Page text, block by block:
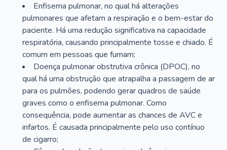
Enfisema pulmonar, no qual há alterações
pulmonares que afetam a respiração e o bem-estar do
paciente. Há uma redução significativa na capacidade
respiratória, causando principalmente tosse e chiado. É
comum em pessoas que fumam;
Doença pulmonar obstrutiva crônica (DPOC), no
qual há uma obstrução que atrapalha a passagem de ar
para os pulmões, podendo gerar quadros de saúde
graves como o enfisema pulmonar. Como
consequência, pode aumentar as chances de AVC e
infartos. É causada principalmente pelo uso contínuo
de cigarro;